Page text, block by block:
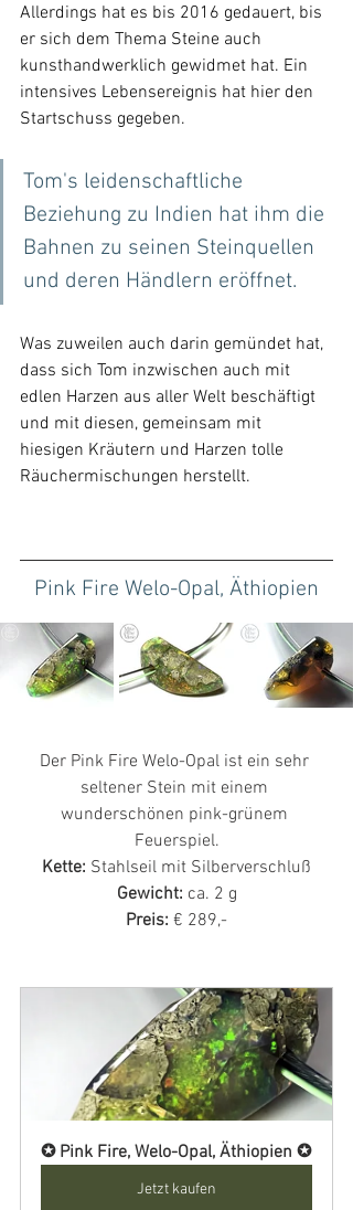
Allerdings hat es bis 2016 gedauert, bis
er sich dem Thema Steine auch
kunsthandwerklich gewidmet hat. Ein
intensives Lebensereignis hat hier den
Startschuss gegeben.
Tom's leidenschaftliche
Beziehung zu Indien hat ihm die
Bahnen zu seinen Steinquellen
und deren Händlern eröffnet.
Was zuweilen auch darin gemündet hat,
dass sich Tom inzwischen auch mit
edlen Harzen aus aller Welt beschäftigt
und mit diesen, gemeinsam mit
hiesigen Kräutern und Harzen tolle
Räuchermischungen herstellt.
Pink Fire Welo-Opal, Äthiopien
Der Pink Fire Welo-Opal ist ein sehr
seltener Stein mit einem
wunderschönen pink-grünem
Feuerspiel.
Kette: Stahlseil mit Silberverschluß
Gewicht: ca. 2 g
Preis: € 289,-
✪ Pink Fire, Welo-Opal, Äthiopien ✪
Jetzt kaufen